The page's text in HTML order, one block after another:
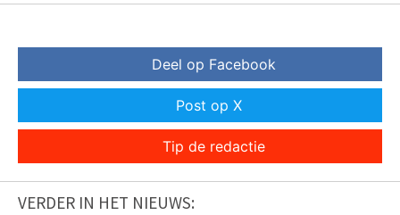
Deel op Facebook
Post op X
Tip de redactie
VERDER IN HET NIEUWS: